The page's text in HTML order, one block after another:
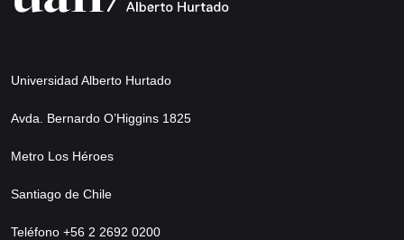
Universidad Alberto Hurtado
Avda. Bernardo O’Higgins 1825
Metro Los Héroes
Santiago de Chile
Teléfono +56 2 2692 0200